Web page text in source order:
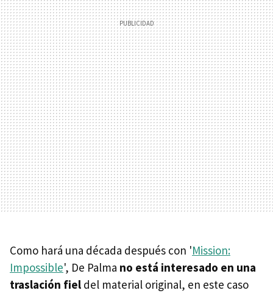
Como hará una década después con 'Mission:
Impossible', De Palma no está interesado en una
traslación fiel del material original, en este caso